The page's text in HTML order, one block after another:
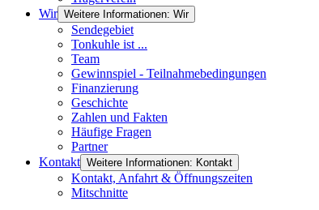
Wir Weitere Informationen: Wir
Sendegebiet
Tonkuhle ist ...
Team
Gewinnspiel - Teilnahmebedingungen
Finanzierung
Geschichte
Zahlen und Fakten
Häufige Fragen
Partner
Kontakt Weitere Informationen: Kontakt
Kontakt, Anfahrt & Öffnungszeiten
Mitschnitte